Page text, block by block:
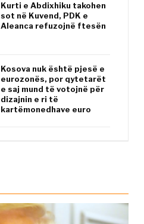
Kurti e Abdixhiku takohen
sot në Kuvend, PDK e
Aleanca refuzojnë ftesën
Kosova nuk është pjesë e
eurozonës, por qytetarët
e saj mund të votojnë për
dizajnin e ri të
kartëmonedhave euro